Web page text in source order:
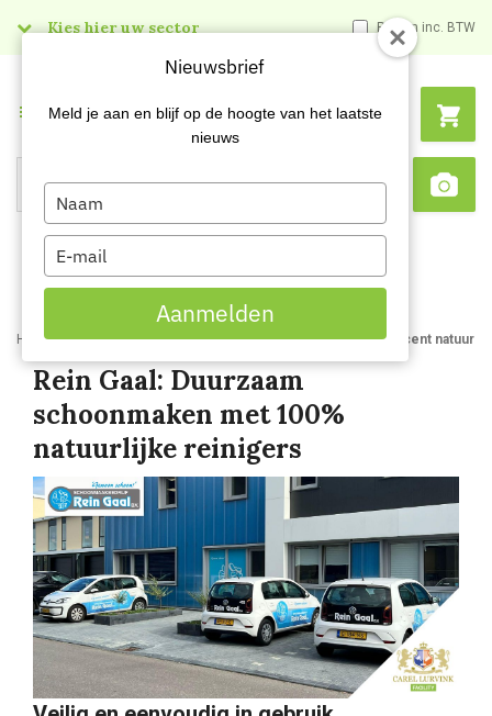
Kies hier uw sector Prijzen inc. BTW
Search
Menu
Home Blog Rein Gaal Duurzaam schoonmaken met 100 procent
Rein Gaal: Duurzaam
schoonmaken met 100%
natuurlijke reinigers
Nieuwsbrief
Meld je aan en blijf op de hoogte van het laatste
nieuws
Type
your
name
Type
your
email
Aanmelden